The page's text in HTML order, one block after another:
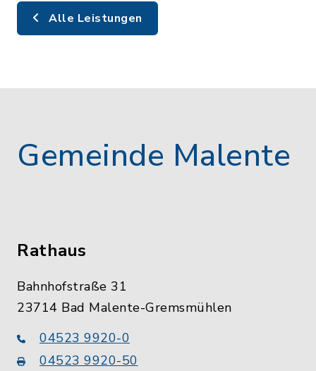
Alle Leistungen
Gemeinde Malente
Rathaus
Bahnhofstraße 31
23714 Bad Malente-Gremsmühlen
04523 9920-0
04523 9920-50